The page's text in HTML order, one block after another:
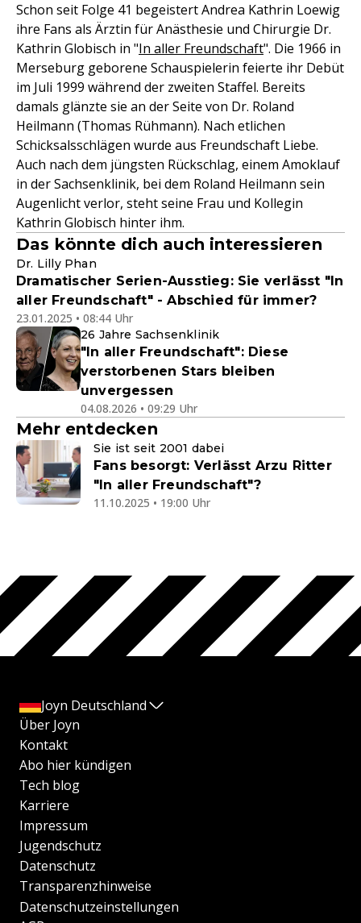
Schon seit Folge 41 begeistert Andrea Kathrin Loewig
ihre Fans als Ärztin für Anästhesie und Chirurgie Dr.
Kathrin Globisch in "In aller Freundschaft". Die 1966 in
Merseburg geborene Schauspielerin feierte ihr Debüt
im Juli 1999 während der zweiten Staffel. Bereits
damals glänzte sie an der Seite von Dr. Roland
Heilmann (Thomas Rühmann). Nach etlichen
Schicksalsschlägen wurde aus Freundschaft Liebe.
Auch nach dem jüngsten Rückschlag, einem Amoklauf
in der Sachsenklinik, bei dem Roland Heilmann sein
Augenlicht verlor, steht seine Frau und Kollegin
Kathrin Globisch hinter ihm.
Das könnte dich auch interessieren
Dr. Lilly Phan
Dramatischer Serien-Ausstieg: Sie verlässt "In
aller Freundschaft" - Abschied für immer?
23.01.2025 • 08:44 Uhr
26 Jahre Sachsenklinik
"In aller Freundschaft": Diese
verstorbenen Stars bleiben
unvergessen
04.08.2026 • 09:29 Uhr
Mehr entdecken
Sie ist seit 2001 dabei
Fans besorgt: Verlässt Arzu Ritter
"In aller Freundschaft"?
11.10.2025 • 19:00 Uhr
Joyn Deutschland
Über Joyn
Kontakt
Abo hier kündigen
Tech blog
Karriere
Impressum
Jugendschutz
Datenschutz
Transparenzhinweise
Datenschutzeinstellungen